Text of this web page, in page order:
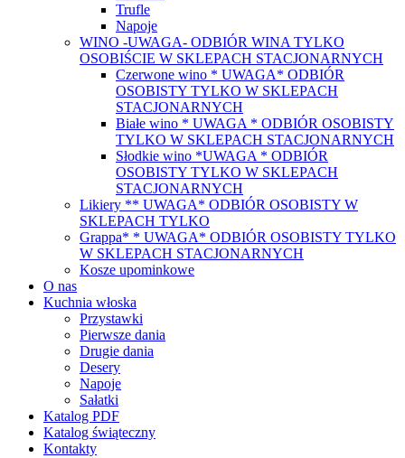
Trufle
Napoje
WINO -UWAGA- ODBIÓR WINA TYLKO
OSOBIŚCIE W SKLEPACH STACJONARNYCH
Czerwone wino * UWAGA* ODBIÓR
OSOBISTY TYLKO W SKLEPACH
STACJONARNYCH
Białe wino * UWAGA * ODBIÓR OSOBISTY
TYLKO W SKLEPACH STACJONARNYCH
Słodkie wino *UWAGA * ODBIÓR
OSOBISTY TYLKO W SKLEPACH
STACJONARNYCH
Likiery ** UWAGA* ODBIÓR OSOBISTY W
SKLEPACH TYLKO
Grappa* * UWAGA* ODBIÓR OSOBISTY TYLKO
W SKLEPACH STACJONARNYCH
Kosze upominkowe
O nas
Kuchnia włoska
Przystawki
Pierwsze dania
Drugie dania
Desery
Napoje
Sałatki
Katalog PDF
Katalog świąteczny
Kontakty